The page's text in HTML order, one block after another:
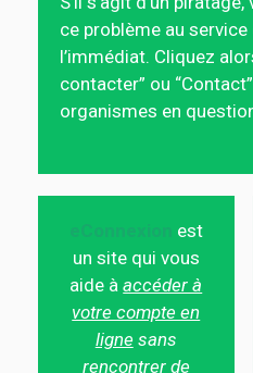
ce problème au
l’immédiat. Cliquez
contacter” ou
organismes en
est
un site qui vous
aide àaccéder à
votre compte en
ligne sans
rencontrer de